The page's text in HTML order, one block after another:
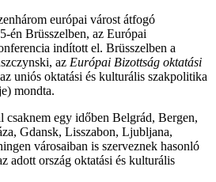
európai várost átfogó
én Brüsszelben, az Európai
indított el. Brüsszelben a
az Európai Bizottság oktatási
uniós oktatási és kulturális szakpolitika
mondta.
csaknem egy időben Belgrád, Bergen,
Gdansk, Lisszabon, Ljubljana,
városaiban is szerveznek hasonló
adott ország oktatási és kulturális